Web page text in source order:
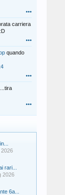
•••
carriera
•••
quando
•••
•••
2026
rari...
2026
6a...